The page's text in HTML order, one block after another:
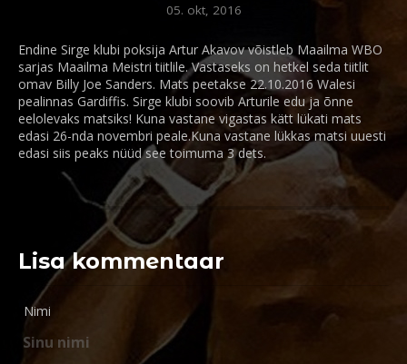
05. okt, 2016
Endine Sirge klubi poksija Artur Akavov võistleb Maailma WBO
sarjas Maailma Meistri tiitlile. Vastaseks on hetkel seda tiitlit
omav Billy Joe Sanders. Mats peetakse 22.10.2016 Walesi
pealinnas Gardiffis. Sirge klubi soovib Arturile edu ja õnne
eelolevaks matsiks! Kuna vastane vigastas kätt lükati mats
edasi 26-nda novembri peale.Kuna vastane lükkas matsi uuesti
edasi siis peaks nüüd see toimuma 3 dets.
Lisa kommentaar
Nimi